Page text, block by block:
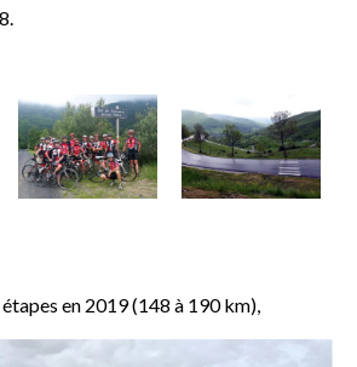
en 2019 (148 à 190 km),